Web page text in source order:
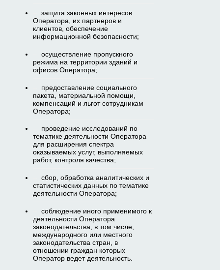
защита законных интересов
Оператора, их партнеров и
клиентов, обеспечение
информационной безопасности;
осуществление пропускного
режима на территории зданий и
офисов Оператора;
предоставление социального
пакета, материальной помощи,
компенсаций и льгот сотрудникам
Оператора;
проведение исследований по
тематике деятельности Оператора
для расширения спектра
оказываемых услуг, выполняемых
работ, контроля качества;
сбор, обработка аналитических и
статистических данных по тематике
деятельности Оператора;
соблюдение иного применимого к
деятельности Оператора
законодательства, в том числе,
международного или местного
законодательства стран, в
отношении граждан которых
Оператор ведет деятельность.